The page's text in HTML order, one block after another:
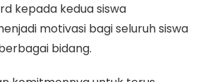
kepada kedua siswa
motivasi bagi seluruh siswa
bidang.